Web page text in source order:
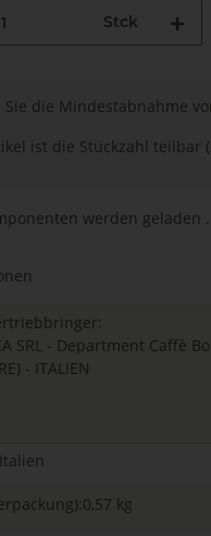
Stck
die Mindestabnahme
ist die Stückzahl teilbar
werden geladen
SRL - Department Caffè
- ITALIEN
kg